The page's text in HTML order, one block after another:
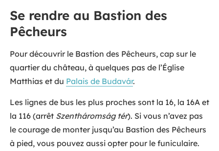
Se rendre au Bastion des
Pêcheurs
Pour découvrir le Bastion des Pêcheurs, cap sur le
quartier du château, à quelques pas de l’Église
Matthias et du Palais de Budavár.
Les lignes de bus les plus proches sont la 16, la 16A et
la 116 (arrêt Szentháromság tér). Si vous n’avez pas
le courage de monter jusqu’au Bastion des Pêcheurs
à pied, vous pouvez aussi opter pour le funiculaire.